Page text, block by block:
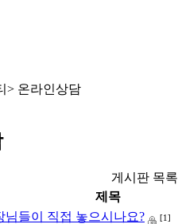
> 온라인상담
게시판 목록
제목
님들이 직접 놓으시나요? [1]